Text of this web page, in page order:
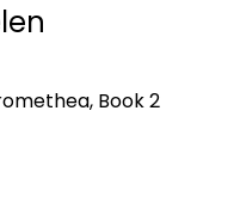
Book 2